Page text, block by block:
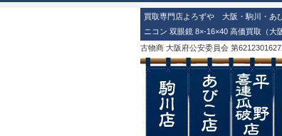
買取専門店よろずや 大阪・駒川・あ
ニコン 双眼鏡 8×-16×40 高価買取（大
古物商 大阪府公安委員会 第